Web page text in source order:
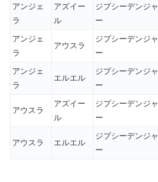
アンジェ
ラ
アズイー
ル
ジプシーデンジャ
ー
アンジェ
ラ
アウスラ
ジプシーデンジャ
ー
アンジェ
ラ
エルエル
ジプシーデンジャ
ー
アウスラ
アズイー
ル
ジプシーデンジャ
ー
アウスラ エルエル
ジプシーデンジャ
ー